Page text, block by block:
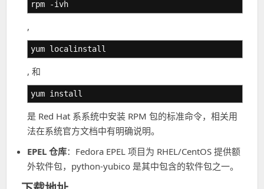
rpm -ivh
,
yum localinstall
, 和
yum install
是 Red Hat 系系统中安装 RPM 包的标准命令，相关用
法在系统官方文档中有明确说明。
EPEL 仓库：Fedora EPEL 项目为 RHEL/CentOS 提供额
外软件包，python-yubico 是其中包含的软件包之一。